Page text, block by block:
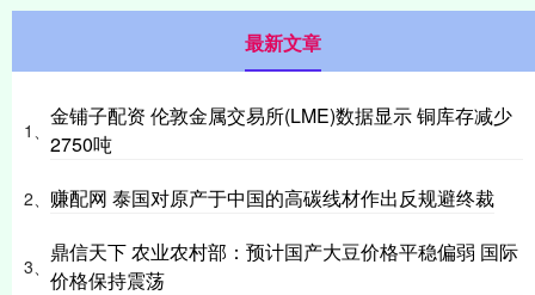
最新文章
1、
金铺子配资 伦敦金属交易所(LME)数据显示 铜库存减少
2750吨
2、 赚配网 泰国对原产于中国的高碳线材作出反规避终裁
3、
鼎信天下 农业农村部：预计国产大豆价格平稳偏弱 国际
价格保持震荡